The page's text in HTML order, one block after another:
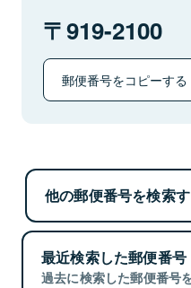
919-2100
郵便番号をコピーする
他の郵便番号を検索
最近検索した郵便番号
過去に検索した郵便番号